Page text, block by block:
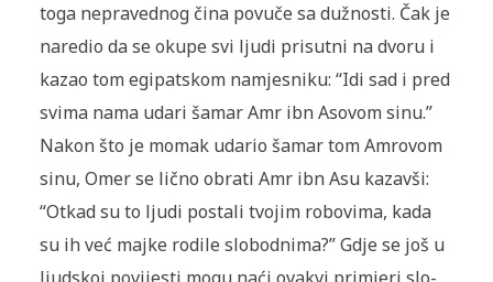
toga nepraved­nog čina povuče sa dužnosti. Čak je
naredio da se okupe svi ljudi prisutni na dvoru i
kazao tom egipatskom namjesniku: “Idi sad i pred
svima nama udari šamar Amr ibn Asovom sinu.”
Nakon što je momak udario šamar tom Amrovom
sinu, Omer se lično obrati Amr ibn Asu kazavši:
“Otkad su to ljudi postali tvo­jim robovima, kada
su ih već majke rodile slobodnima?” Gdje se još u